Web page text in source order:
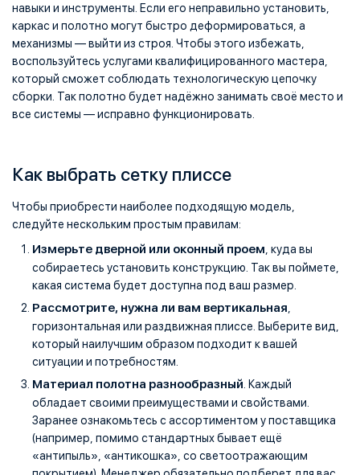
навыки и инструменты. Если его неправильно установить,
каркас и полотно могут быстро деформироваться, а
механизмы — выйти из строя. Чтобы этого избежать,
воспользуйтесь услугами квалифицированного мастера,
который сможет соблюдать технологическую цепочку
сборки. Так полотно будет надёжно занимать своё место и
все системы — исправно функционировать.
Как выбрать сетку плиссе
Чтобы приобрести наиболее подходящую модель,
следуйте нескольким простым правилам:
Измерьте дверной или оконный проем, куда вы
собираетесь установить конструкцию. Так вы поймете,
какая система будет доступна под ваш размер.
Рассмотрите, нужна ли вам вертикальная,
горизонтальная или раздвижная плиссе. Выберите вид,
который наилучшим образом подходит к вашей
ситуации и потребностям.
Материал полотна разнообразный. Каждый
обладает своими преимуществами и свойствами.
Заранее ознакомьтесь с ассортиментом у поставщика
(например, помимо стандартных бывает ещё
«антипыль», «антикошка», со светоотражающим